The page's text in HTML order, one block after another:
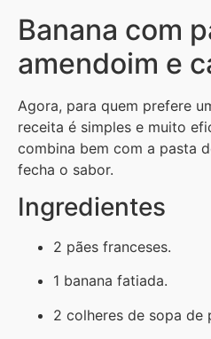
Banana com
amendoim e
Agora, para quem prefere
receita é simples e muito
combina bem com a pasta
fecha o sabor.
Ingredientes
2 pães franceses.
1 banana fatiada.
2 colheres de sopa de